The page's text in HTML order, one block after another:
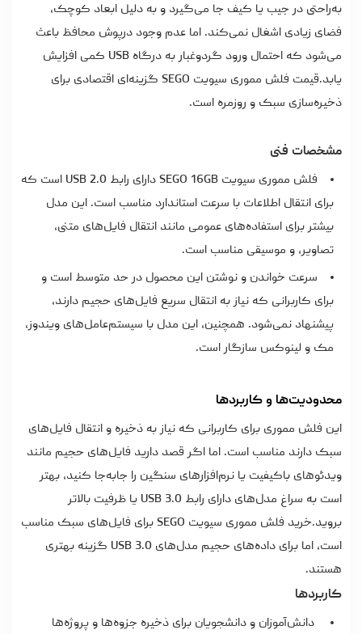
به‌راحتی در جیب یا کیف جا می‌گیرد و به دلیل ابعاد کوچک،
فضای زیادی اشغال نمی‌کند. اما عدم وجود درپوش محافظ باعث
می‌شود که احتمال ورود گردوغبار به درگاه USB کمی افزایش
یابد.قیمت فلش مموری سیویت
SEGO گزینه‌ای اقتصادی برای
ذخیره‌سازی سبک و روزمره است.
مشخصات فنی
فلش مموری سیویت SEGO 16GB دارای رابط USB 2.0 است که
برای انتقال اطلاعات با سرعت استاندارد مناسب است. این مدل
بیشتر برای استفاده‌های عمومی مانند انتقال فایل‌های متنی،
تصاویر، و موسیقی مناسب است.
سرعت خواندن و نوشتن این محصول در حد متوسط است و
برای کاربرانی که نیاز به انتقال سریع فایل‌های حجیم دارند،
پیشنهاد نمی‌شود. همچنین، این مدل با سیستم‌عامل‌های ویندوز،
مک و لینوکس سازگار است.
محدودیت‌ها و کاربردها
این فلش مموری برای کاربرانی که نیاز به ذخیره و انتقال فایل‌های
سبک دارند مناسب است. اما اگر قصد دارید فایل‌های حجیم مانند
ویدئوهای باکیفیت یا نرم‌افزارهای سنگین را جابه‌جا کنید، بهتر
است به سراغ مدل‌های دارای رابط USB 3.0 یا ظرفیت بالاتر
بروید.خرید فلش مموری
سیویت SEGO برای فایل‌های سبک مناسب
است، اما برای داده‌های حجیم مدل‌های USB 3.0 گزینه بهتری
هستند.
کاربردها
دانش‌آموزان و دانشجویان برای ذخیره جزوه‌ها و پروژه‌ها